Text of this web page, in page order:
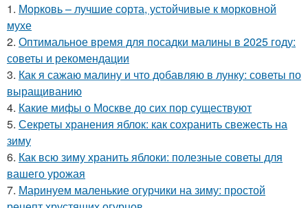
1. Морковь – лучшие сорта, устойчивые к морковной
мухе
2. Оптимальное время для посадки малины в 2025 году:
советы и рекомендации
3. Как я сажаю малину и что добавляю в лунку: советы по
выращиванию
4. Какие мифы о Москве до сих пор существуют
5. Секреты хранения яблок: как сохранить свежесть на
зиму
6. Как всю зиму хранить яблоки: полезные советы для
вашего урожая
7. Маринуем маленькие огурчики на зиму: простой